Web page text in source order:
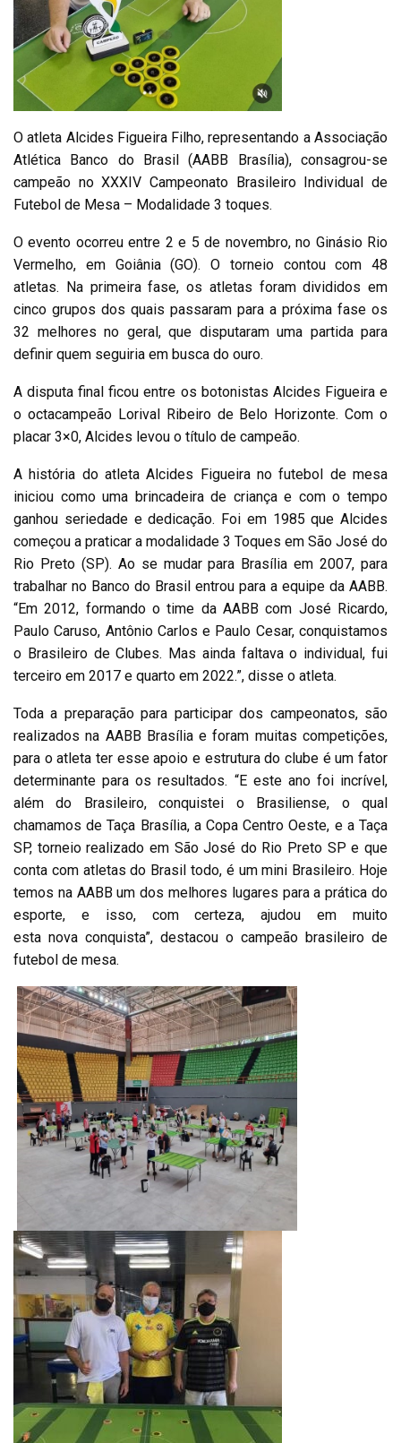
O atleta Alcides Figueira Filho, representando a Associação
Atlética Banco do Brasil (AABB Brasília), consagrou-se
campeão no XXXIV Campeonato Brasileiro Individual de
Futebol de Mesa – Modalidade 3 toques.
O evento ocorreu entre 2 e 5 de novembro, no Ginásio Rio
Vermelho, em Goiânia (GO). O torneio contou com 48
atletas. Na primeira fase, os atletas foram divididos em
cinco grupos dos quais passaram para a próxima fase os
32 melhores no geral, que disputaram uma partida para
definir quem seguiria em busca do ouro.
A disputa final ficou entre os botonistas Alcides Figueira e
o octacampeão Lorival Ribeiro de Belo Horizonte. Com o
placar 3×0, Alcides levou o título de campeão.
A história do atleta Alcides Figueira no futebol de mesa
iniciou como uma brincadeira de criança e com o tempo
ganhou seriedade e dedicação. Foi em 1985 que Alcides
começou a praticar a modalidade 3 Toques em São José do
Rio Preto (SP). Ao se mudar para Brasília em 2007, para
trabalhar no Banco do Brasil entrou para a equipe da AABB.
“Em 2012, formando o time da AABB com José Ricardo,
Paulo Caruso, Antônio Carlos e Paulo Cesar, conquistamos
o Brasileiro de Clubes. Mas ainda faltava o individual, fui
terceiro em 2017 e quarto em 2022.”, disse o atleta.
Toda a preparação para participar dos campeonatos, são
realizados na AABB Brasília e foram muitas competições,
para o atleta ter esse apoio e estrutura do clube é um fator
determinante para os resultados. “E este ano foi incrível,
além do Brasileiro, conquistei o Brasiliense, o qual
chamamos de Taça Brasília, a Copa Centro Oeste, e a Taça
SP, torneio realizado em São José do Rio Preto SP e que
conta com atletas do Brasil todo, é um mini Brasileiro. Hoje
temos na AABB um dos melhores lugares para a prática do
esporte, e isso, com certeza, ajudou em muito
esta nova conquista”, destacou o campeão brasileiro de
futebol de mesa.